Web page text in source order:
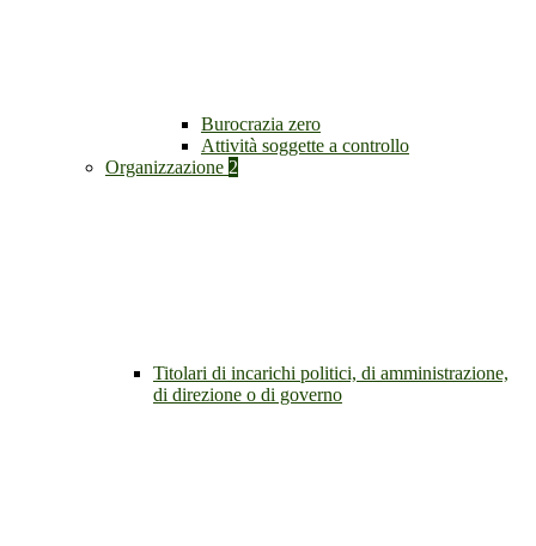
Burocrazia zero
Attività soggette a controllo
Organizzazione 2
Titolari di incarichi politici, di amministrazione,
di direzione o di governo